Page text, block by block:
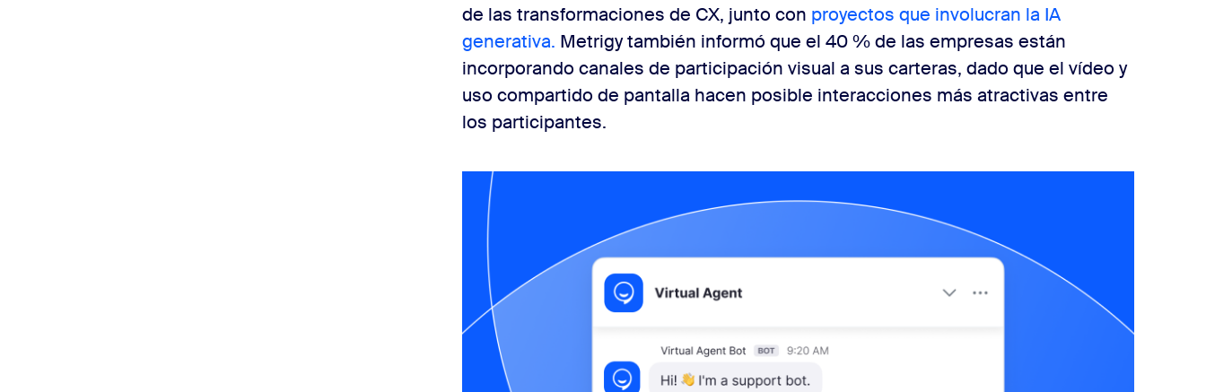
de las transformaciones de CX, junto con proyectos que involucran la IA
generativa. Metrigy también informó que el 40 % de las empresas están
incorporando canales de participación visual a sus carteras, dado que el vídeo y
uso compartido de pantalla hacen posible interacciones más atractivas entre
los participantes.